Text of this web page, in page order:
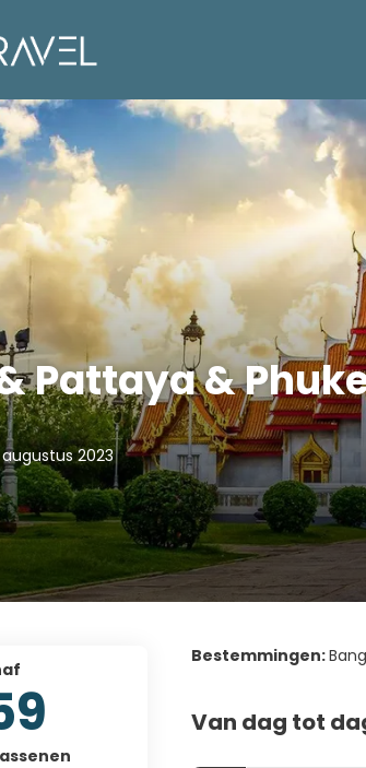
Pattaya &
2023
Bestemmingen:
Van dag tot